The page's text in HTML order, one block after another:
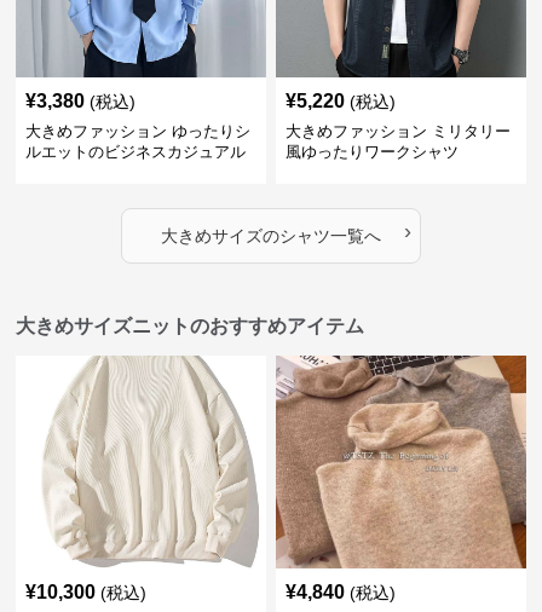
¥3,380 (税込)
大きめファッション ゆったりシ
ルエットのビジネスカジュアル
¥5,220 (税込)
大きめファッション ミリタリー
風ゆったりワークシャツ
大きめサイズのシャツ一覧へ ›
大きめサイズニットのおすすめアイテム
¥10,300 (税込) ¥4,840 (税込)